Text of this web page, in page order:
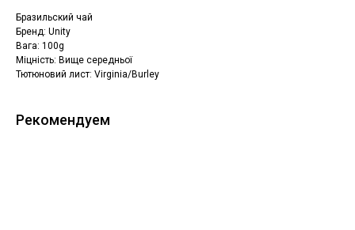
Бразильский чай
Бренд: Unity
Вага: 100g
Міцність: Вище середньої
Тютюновий лист: Virginia/Burley
Рекомендуем